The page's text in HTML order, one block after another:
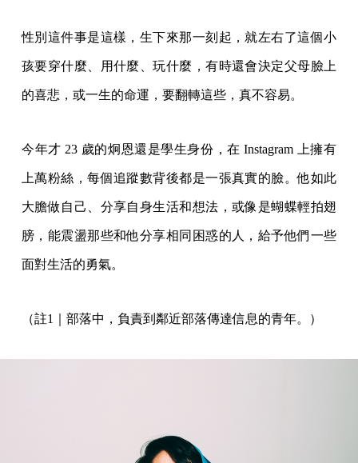
性別這件事是這樣，生下來那一刻起，就左右了這個小
孩要穿什麼、用什麼、玩什麼，有時還會決定父母臉上
的喜悲，或一生的命運，要翻轉這些，真不容易。
今年才 23 歲的炯恩還是學生身份，在 Instagram 上擁有
上萬粉絲，每個追蹤數背後都是一張真實的臉。他如此
大膽做自己、分享自身生活和想法，或像是蝴蝶輕拍翅
膀，能震盪那些和他分享相同困惑的人，給予他們一些
面對生活的勇氣。
（註1｜部落中，負責到鄰近部落傳達信息的青年。）